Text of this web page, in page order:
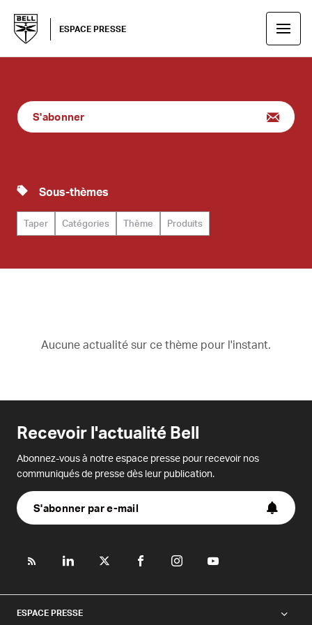
ESPACE PRESSE
Sous-thèmes
Taper Catégories Thème Produits
S'abonner
Aucune actualité sur ce thème pour l'instant.
Recevoir l'actualité Bell
Abonnez-vous à notre espace presse pour recevoir nos
communiqués de presse dès leur publication.
S'abonner par e-mail
ESPACE PRESSE